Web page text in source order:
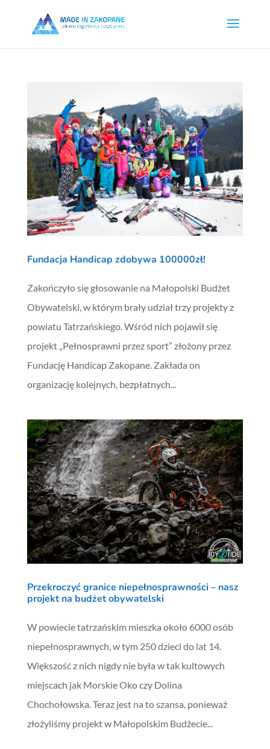
Fundacja Handicap zdobywa 100000zł!
Zakończyło się głosowanie na Małopolski Budżet
Obywatelski, w którym brały udział trzy projekty z
powiatu Tatrzańskiego. Wśród nich pojawił się
projekt „Pełnosprawni przez sport” złożony przez
Fundację Handicap Zakopane. Zakłada on
organizację kolejnych, bezpłatnych...
Przekroczyć granice niepełnosprawności – nasz
projekt na budżet obywatelski
W powiecie tatrzańskim mieszka około 6000 osób
niepełnosprawnych, w tym 250 dzieci do lat 14.
Większość z nich nigdy nie była w tak kultowych
miejscach jak Morskie Oko czy Dolina
Chochołowska. Teraz jest na to szansa, ponieważ
złożyliśmy projekt w Małopolskim Budżecie...